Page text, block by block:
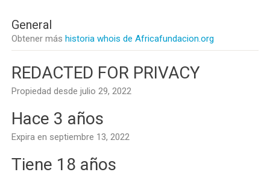
General
Obtener más historia whois de Africafundacion.org
REDACTED FOR PRIVACY
Propiedad desde julio 29, 2022
Hace 3 años
Expira en septiembre 13, 2022
Tiene 18 años